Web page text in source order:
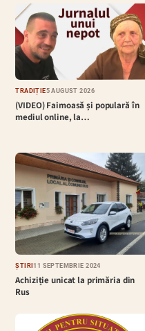
TRADIȚIE5 AUGUST 2026
(VIDEO) Faimoasă și populară în
mediul online, la…
ȘTIRI11 SEPTEMBRIE 2024
Achiziție unicat la primăria din
Rus